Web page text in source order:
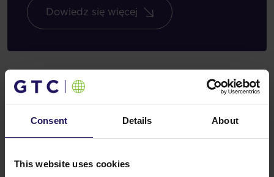
Consent Details About
This website uses cookies
Dowiedz się więcej
Kluczowe obszary
01/03